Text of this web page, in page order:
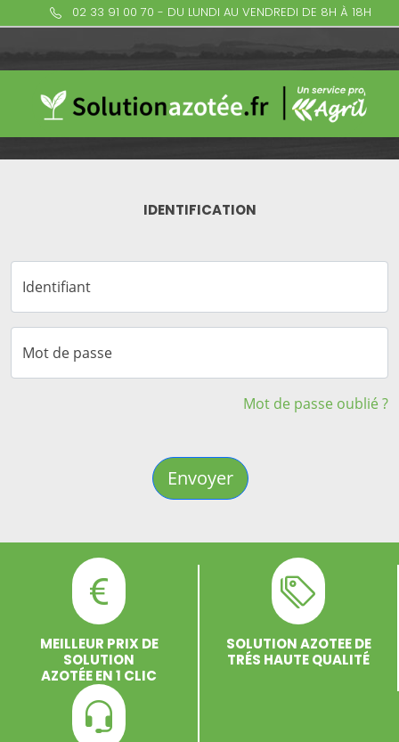
02 33 91 00 70 - DU LUNDI AU VENDREDI DE 8H À 18H
IDENTIFICATION
Identifiant
Mot de passe
Mot de passe oublié ?
Envoyer
MEILLEUR PRIX DE
SOLUTION
AZOTÉE EN 1 CLIC
SOLUTION AZOTEE DE
TRÉS HAUTE QUALITÉ